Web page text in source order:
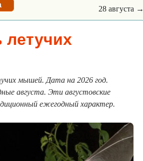
28 августа →
мышей. Дата на 2026 год.
августа. Эти августовские
ежегодный характер.